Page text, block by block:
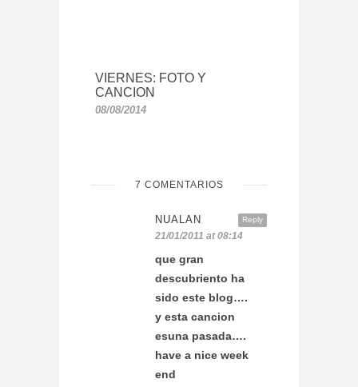
VIERNES: FOTO Y
CANCION
08/08/2014
7 COMENTARIOS
Reply
NUALAN
21/01/2011 at 08:14
que gran
descubriento ha
sido este blog….
y esta cancion
esuna pasada….
have a nice week
end